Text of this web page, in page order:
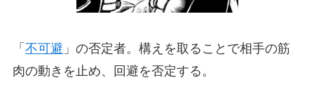
「 不可避 」の否定者。構えを取ることで相手の筋
肉の動きを止め、回避を否定する。